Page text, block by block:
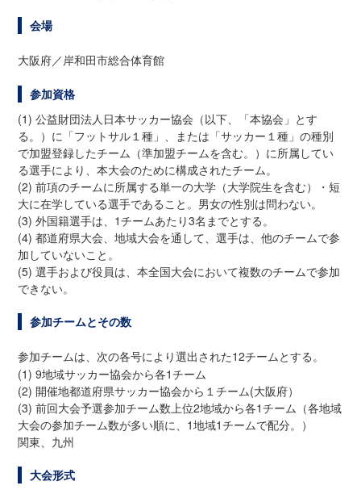
会場
大阪府／岸和田市総合体育館
参加資格
(1) 公益財団法人日本サッカー協会（以下、「本協会」とす
る。）に「フットサル１種」、または「サッカー１種」の種別
で加盟登録したチーム（準加盟チームを含む。）に所属してい
る選手により、本大会のために構成されたチーム。
(2) 前項のチームに所属する単一の大学（大学院生を含む）・短
大に在学している選手であること。男女の性別は問わない。
(3) 外国籍選手は、1チームあたり3名までとする。
(4) 都道府県大会、地域大会を通して、選手は、他のチームで参
加していないこと。
(5) 選手および役員は、本全国大会において複数のチームで参加
できない。
参加チームとその数
参加チームは、次の各号により選出された12チームとする。
(1) 9地域サッカー協会から各1チーム
(2) 開催地都道府県サッカー協会から１チーム(大阪府）
(3) 前回大会予選参加チーム数上位2地域から各1チーム（各地域
大会の参加チーム数が多い順に、1地域1チームで配分。）
関東、九州
大会形式